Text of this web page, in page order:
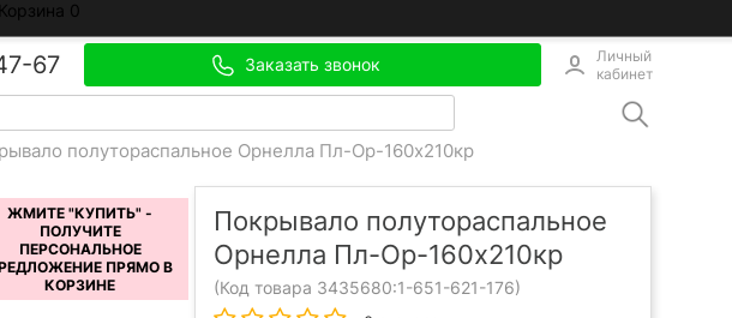
Корзина 0
67 Заказать звонок
Личный
кабинет
полутораспальное Орнелла Пл-Ор-160х210кр
Покрывало полутораспальное
Орнелла Пл-Ор-160х210кр
(Код товара 3435680:1-651-621-176)